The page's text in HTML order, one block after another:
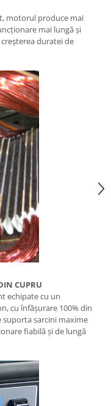
motorul produce mai
mai lungă și
duratei de
CUPRU
echipate cu un
cu înfășurare 100% din
sarcini maxime
fiabilă și de lungă